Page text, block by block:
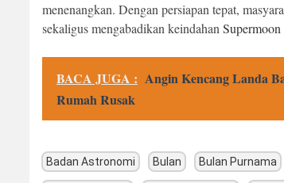
menenangkan. Dengan persiapan tepat,
sekaligus mengabadikan keindahan
BACA JUGA : Angin Kencang Landa
Rumah Rusak
Badan Astronomi Bulan Bulan Purnama